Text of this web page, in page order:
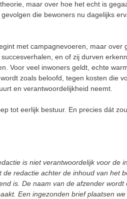
maar over hoe het echt is
die bewoners nu dagelijks
met campagnevoeren, maar over
en of zij durven
Voor veel inwoners geldt, echte
zoals beloofd, tegen kosten die
en verantwoordelijkheid neemt.
tot eerlijk bestuur. En precies dát
is niet verantwoordelijk voor de
redactie achter de inhoud van het
is. De naam van de afzender
Een ingezonden brief plaatsen